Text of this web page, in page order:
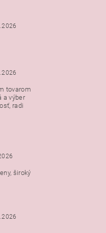
s
tovarom
a výber
radi
široký